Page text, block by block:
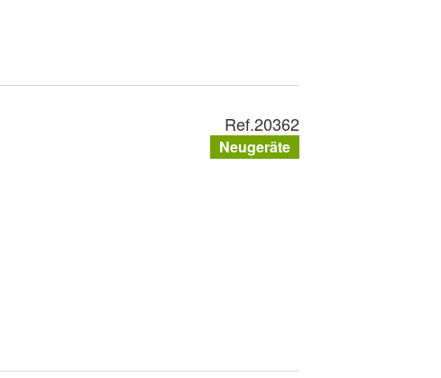
Ref.20362
Neugeräte